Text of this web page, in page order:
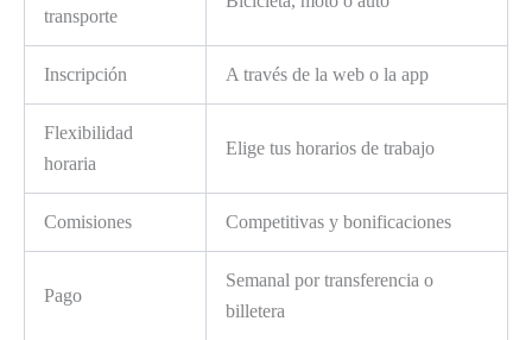
transporte
Inscripción A través de la web o la app
Flexibilidad
horaria
Elige tus horarios de trabajo
Comisiones Competitivas y bonificaciones
Pago
Semanal por transferencia o
billetera